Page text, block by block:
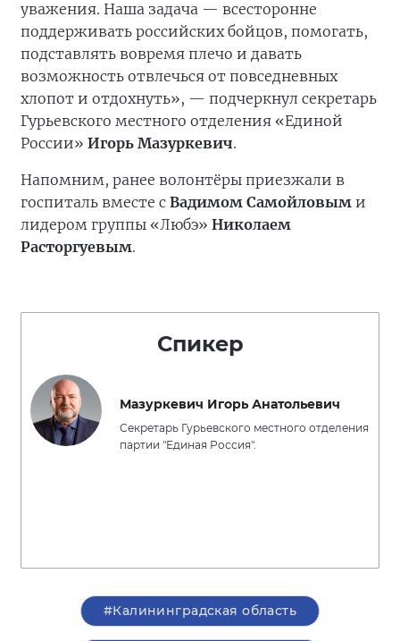
уважения. Наша задача — всесторонне
поддерживать российских бойцов, помогать,
подставлять вовремя плечо и давать
возможность отвлечься от повседневных
хлопот и отдохнуть», — подчеркнул секретарь
Гурьевского местного отделения «Единой
России» Игорь Мазуркевич.
Напомним, ранее волонтёры приезжали в
госпиталь вместе с Вадимом Самойловым и
лидером группы «Любэ» Николаем
Расторгуевым.
Спикер
Мазуркевич Игорь Анатольевич
Секретарь Гурьевского местного отделения
партии "Единая Россия".
#Калининградская область